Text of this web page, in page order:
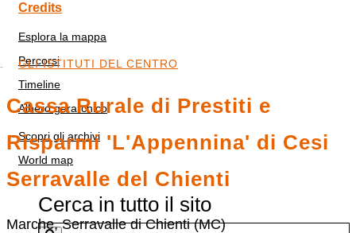
Credits
Esplora la mappa
Percorsi
Timeline
Albero gerarchico
Scopri gli archivi
World map
Cerca in tutto il sito
GLI ISTITUTI DEL CENTRO
Cassa Rurale di Prestiti e
Risparmi 'L'Appennina' di Cesi
Serravalle del Chienti
Marche, Serravalle di Chienti (MC)